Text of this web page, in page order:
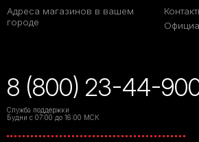
Адреса магазинов в вашем
городе
8 (800) 23-44-
Служба поддержки
Будни с 07:00 до 16:00 МСК